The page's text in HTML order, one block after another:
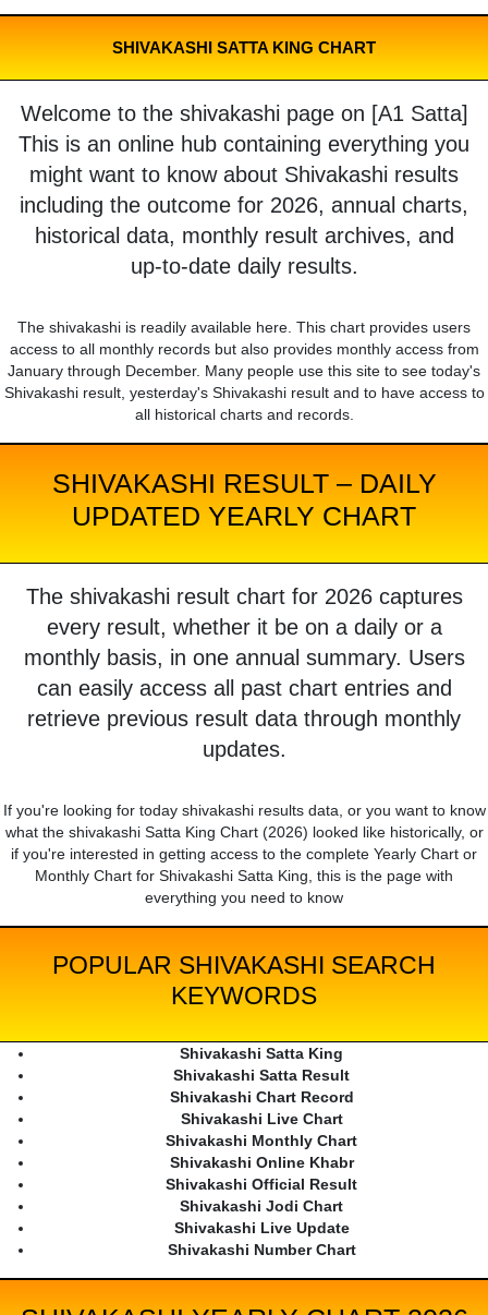
SHIVAKASHI SATTA KING CHART
Welcome to the shivakashi page on [A1 Satta]
This is an online hub containing everything you
might want to know about Shivakashi results
including the outcome for 2026, annual charts,
historical data, monthly result archives, and
up-to-date daily results.
The shivakashi is readily available here. This chart provides users
access to all monthly records but also provides monthly access from
January through December. Many people use this site to see today's
Shivakashi result, yesterday's Shivakashi result and to have access to
all historical charts and records.
SHIVAKASHI RESULT – DAILY
UPDATED YEARLY CHART
The shivakashi result chart for 2026 captures
every result, whether it be on a daily or a
monthly basis, in one annual summary. Users
can easily access all past chart entries and
retrieve previous result data through monthly
updates.
If you're looking for today shivakashi results data, or you want to know
what the shivakashi Satta King Chart (2026) looked like historically, or
if you're interested in getting access to the complete Yearly Chart or
Monthly Chart for Shivakashi Satta King, this is the page with
everything you need to know
POPULAR SHIVAKASHI SEARCH
KEYWORDS
Shivakashi Satta King
Shivakashi Satta Result
Shivakashi Chart Record
Shivakashi Live Chart
Shivakashi Monthly Chart
Shivakashi Online Khabr
Shivakashi Official Result
Shivakashi Jodi Chart
Shivakashi Live Update
Shivakashi Number Chart